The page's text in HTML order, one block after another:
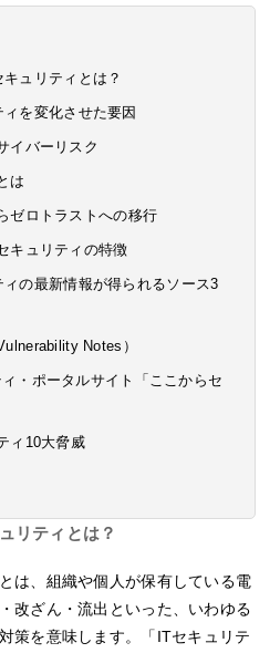
ュリティとは？
を変化させた要因
イバーリスク
は
ゼロトラストへの移行
キュリティの特徴
の最新情報が得られるソース3
Notes）
・ポータルサイト「ここからセ
ィ10大脅威
リティとは？
は、組織や個人が保有している電
改ざん・流出といった、いわゆる
策を意味します。「ITセキュリテ